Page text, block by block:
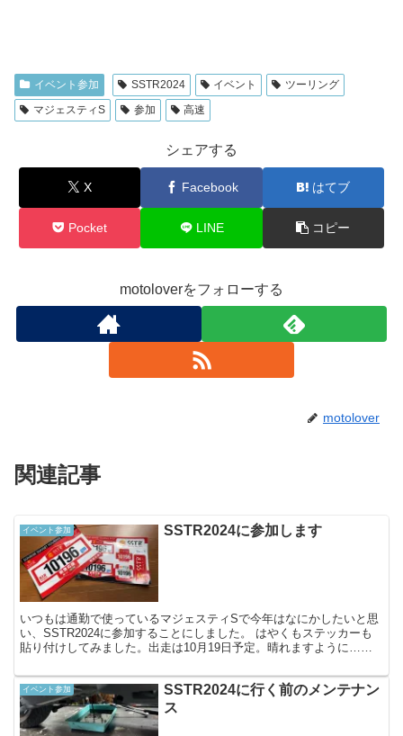
イベント参加 SSTR2024 イベント
ツーリング
マジェスティS
参加 高速
シェアする
X Facebook はてブ
Pocket LINE コピー
motoloverをフォローする
motolover
関連記事
イベント参加 SSTR2024に参加します
いつもは通勤で使っているマジェスティSで今年はなにかしたいと思
い、SSTR2024に参加することにしました。 はやくもステッカーも
貼り付けしてみました。出走は10月19日予定。晴れますように……
イベント参加
SSTR2024に行く前のメンテナン
ス